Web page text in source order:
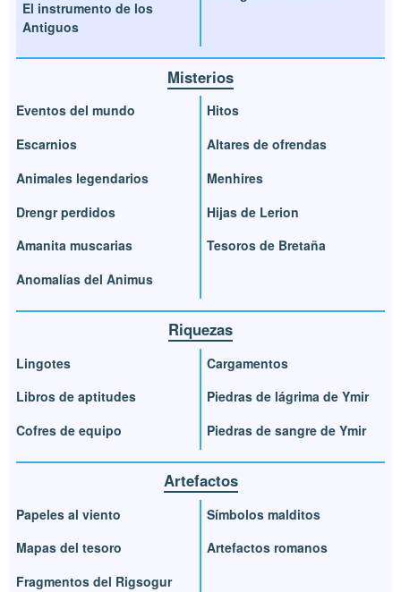
El instrumento de los
Antiguos
Misterios
Eventos del mundo
Escarnios
Animales legendarios
Drengr perdidos
Amanita muscarias
Anomalías del Animus
Hitos
Altares de ofrendas
Menhires
Hijas de Lerion
Tesoros de Bretaña
Riquezas
Lingotes
Libros de aptitudes
Cofres de equipo
Cargamentos
Piedras de lágrima de Ymir
Piedras de sangre de Ymir
Artefactos
Papeles al viento
Mapas del tesoro
Fragmentos del Rigsogur
Símbolos malditos
Artefactos romanos